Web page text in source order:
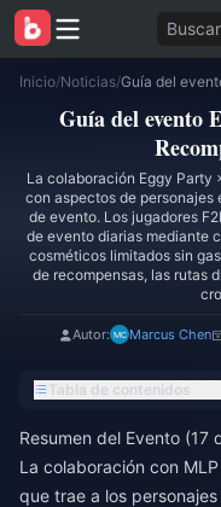
Buscar
Inicio/Noticias/
Guía del evento
La colaboración Eggy Party
con aspectos de personajes
de evento. Los jugadores
de evento diarias mediante
cosméticos limitados sin
de recompensas, las rutas
Autor: Marcus Chen
Tabla de contenidos
Resumen del Evento (17
La colaboración con
que trae a los